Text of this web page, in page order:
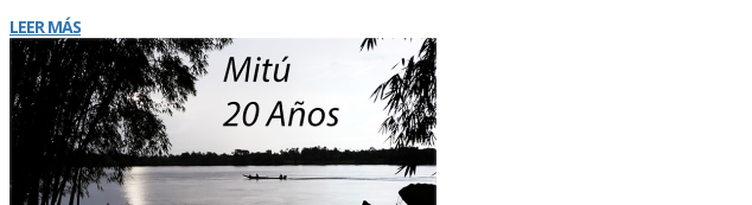
LEER MÁS